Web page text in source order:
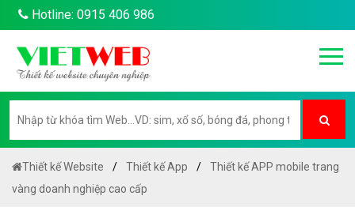
Hotline: 0915 406 986
Thiết kế Website Thiết kế App
Thiết kế APP mobile trang
vàng doanh nghiệp cao cấp